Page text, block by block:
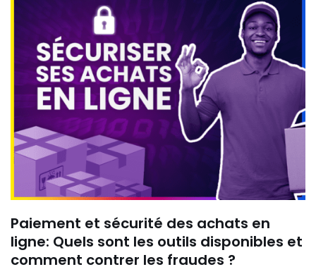
Paiement et sécurité des achats en
ligne: Quels sont les outils disponibles et
comment contrer les fraudes ?